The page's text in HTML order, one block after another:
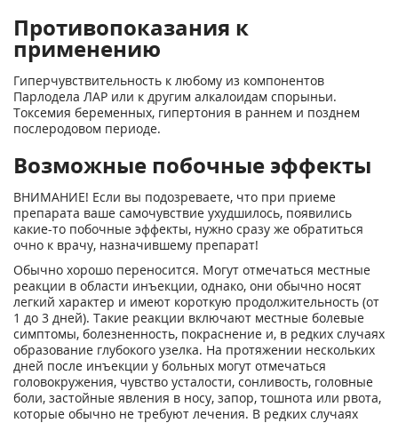
Противопоказания к
применению
Гиперчувствительность к любому из компонентов
Парлодела ЛАР или к другим алкалоидам спорыньи.
Токсемия беременных, гипертония в раннем и позднем
послеродовом периоде.
Возможные побочные эффекты
ВНИМАНИЕ! Если вы подозреваете, что при приеме
препарата ваше самочувствие ухудшилось, появились
какие-то побочные эффекты, нужно сразу же обратиться
очно к врачу, назначившему препарат!
Обычно хорошо переносится. Могут отмечаться местные
реакции в области инъекции, однако, они обычно носят
легкий характер и имеют короткую продолжительность (от
1 до 3 дней). Такие реакции включают местные болевые
симптомы, болезненность, покраснение и, в редких случаях
образование глубокого узелка. На протяжении нескольких
дней после инъекции у больных могут отмечаться
головокружения, чувство усталости, сонливость, головные
боли, застойные явления в носу, запор, тошнота или рвота,
которые обычно не требуют лечения. В редких случаях